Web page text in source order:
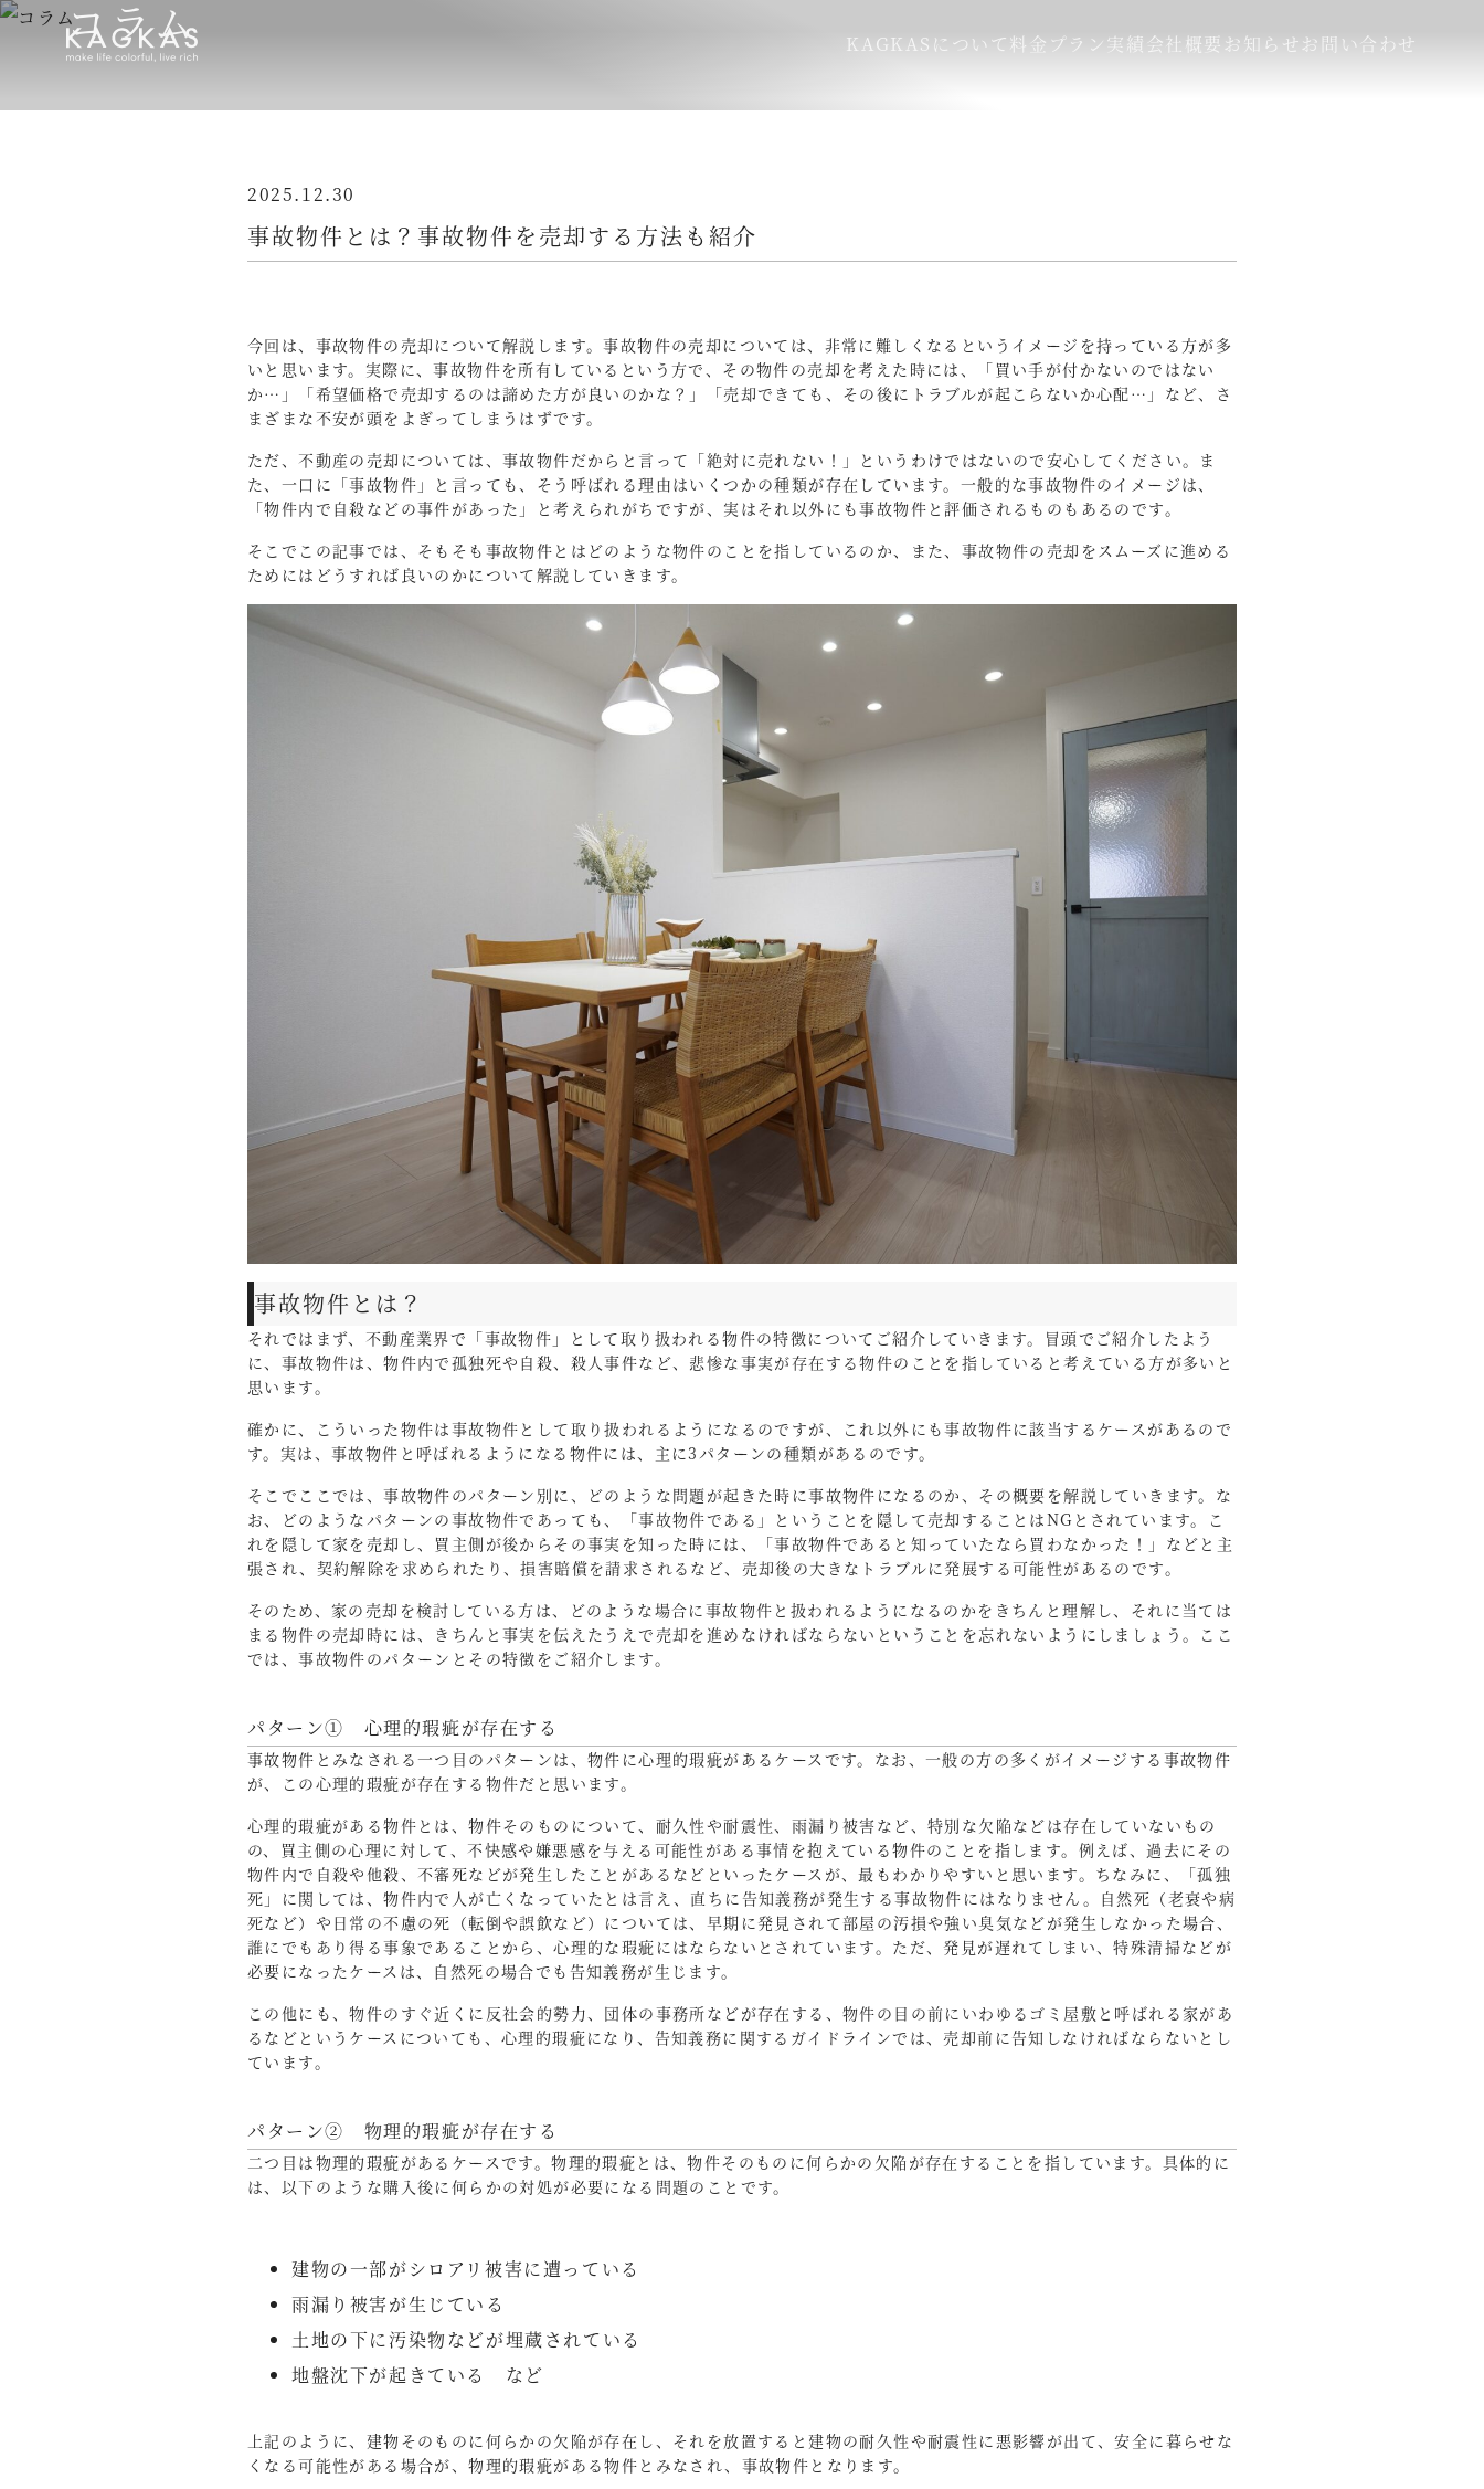
KAGKASについて料金プラン実績 会社概要お知らせお問い合わせ
コラム
2025.12.30
事故物件とは？事故物件を売却する方法も紹介
今回は、事故物件の売却について解説します。事故物件の売却については、非常に難しくなるというイメージを持っている方が多
いと思います。実際に、事故物件を所有しているという方で、その物件の売却を考えた時には、「買い手が付かないのではない
か…」「希望価格で売却するのは諦めた方が良いのかな？」「売却できても、その後にトラブルが起こらないか心配…」など、さ
まざまな不安が頭をよぎってしまうはずです。
ただ、不動産の売却については、事故物件だからと言って「絶対に売れない！」というわけではないので安心してください。ま
た、一口に「事故物件」と言っても、そう呼ばれる理由はいくつかの種類が存在しています。一般的な事故物件のイメージは、
「物件内で自殺などの事件があった」と考えられがちですが、実はそれ以外にも事故物件と評価されるものもあるのです。
そこでこの記事では、そもそも事故物件とはどのような物件のことを指しているのか、また、事故物件の売却をスムーズに進める
ためにはどうすれば良いのかについて解説していきます。
事故物件とは？
それではまず、不動産業界で「事故物件」として取り扱われる物件の特徴についてご紹介していきます。冒頭でご紹介したよう
に、事故物件は、物件内で孤独死や自殺、殺人事件など、悲惨な事実が存在する物件のことを指していると考えている方が多いと
思います。
確かに、こういった物件は事故物件として取り扱われるようになるのですが、これ以外にも事故物件に該当するケースがあるので
す。実は、事故物件と呼ばれるようになる物件には、主に3パターンの種類があるのです。
そこでここでは、事故物件のパターン別に、どのような問題が起きた時に事故物件になるのか、その概要を解説していきます。な
お、どのようなパターンの事故物件であっても、「事故物件である」ということを隠して売却することはNGとされています。こ
れを隠して家を売却し、買主側が後からその事実を知った時には、「事故物件であると知っていたなら買わなかった！」などと主
張され、契約解除を求められたり、損害賠償を請求されるなど、売却後の大きなトラブルに発展する可能性があるのです。
そのため、家の売却を検討している方は、どのような場合に事故物件と扱われるようになるのかをきちんと理解し、それに当ては
まる物件の売却時には、きちんと事実を伝えたうえで売却を進めなければならないということを忘れないようにしましょう。ここ
では、事故物件のパターンとその特徴をご紹介します。
パターン① 心理的瑕疵が存在する
事故物件とみなされる一つ目のパターンは、物件に心理的瑕疵があるケースです。なお、一般の方の多くがイメージする事故物件
が、この心理的瑕疵が存在する物件だと思います。
心理的瑕疵がある物件とは、物件そのものについて、耐久性や耐震性、雨漏り被害など、特別な欠陥などは存在していないもの
の、買主側の心理に対して、不快感や嫌悪感を与える可能性がある事情を抱えている物件のことを指します。例えば、過去にその
物件内で自殺や他殺、不審死などが発生したことがあるなどといったケースが、最もわかりやすいと思います。ちなみに、「孤独
死」に関しては、物件内で人が亡くなっていたとは言え、直ちに告知義務が発生する事故物件にはなりません。自然死（老衰や病
死など）や日常の不慮の死（転倒や誤飲など）については、早期に発見されて部屋の汚損や強い臭気などが発生しなかった場合、
誰にでもあり得る事象であることから、心理的な瑕疵にはならないとされています。ただ、発見が遅れてしまい、特殊清掃などが
必要になったケースは、自然死の場合でも告知義務が生じます。
この他にも、物件のすぐ近くに反社会的勢力、団体の事務所などが存在する、物件の目の前にいわゆるゴミ屋敷と呼ばれる家があ
るなどというケースについても、心理的瑕疵になり、告知義務に関するガイドラインでは、売却前に告知しなければならないとし
ています。
パターン② 物理的瑕疵が存在する
二つ目は物理的瑕疵があるケースです。物理的瑕疵とは、物件そのものに何らかの欠陥が存在することを指しています。具体的に
は、以下のような購入後に何らかの対処が必要になる問題のことです。
建物の一部がシロアリ被害に遭っている
雨漏り被害が生じている
土地の下に汚染物などが埋蔵されている
地盤沈下が起きている など
上記のように、建物そのものに何らかの欠陥が存在し、それを放置すると建物の耐久性や耐震性に悪影響が出て、安全に暮らせな
くなる可能性がある場合が、物理的瑕疵がある物件とみなされ、事故物件となります。